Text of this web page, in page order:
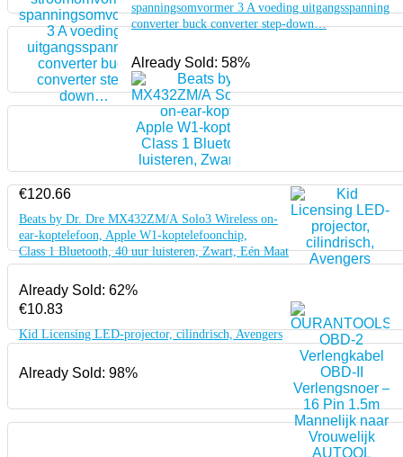
spanningsomvormer 3 A voeding uitgangsspanning
converter buck converter step-down…
Already Sold: 58%
€120.66
Beats by Dr. Dre MX432ZM/A Solo3 Wireless on-
ear-koptelefoon, Apple W1-koptelefoonchip,
Class 1 Bluetooth, 40 uur luisteren, Zwart, Eén Maat
Already Sold: 62%
€10.83
Kid Licensing LED-projector, cilindrisch, Avengers
Already Sold: 98%